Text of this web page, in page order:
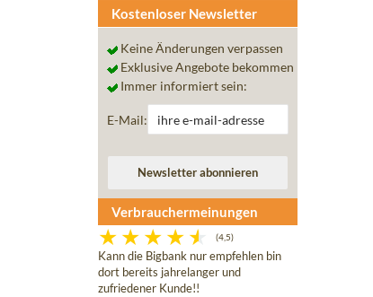
Kostenloser Newsletter
Keine Änderungen verpassen
Exklusive Angebote bekommen
Immer informiert sein:
E-Mail:
Verbrauchermeinungen
(4,5)
Kann die Bigbank nur empfehlen bin
dort bereits jahrelanger und
zufriedener Kunde!!